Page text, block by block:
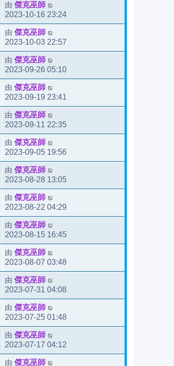
由 傑克巫師
2023-10-16 23:24
由 傑克巫師
2023-10-03 22:57
由 傑克巫師
2023-09-26 05:10
由 傑克巫師
2023-09-19 23:41
由 傑克巫師
2023-09-11 22:35
由 傑克巫師
2023-09-05 19:56
由 傑克巫師
2023-08-28 13:05
由 傑克巫師
2023-08-22 04:29
由 傑克巫師
2023-08-15 16:45
由 傑克巫師
2023-08-07 03:48
由 傑克巫師
2023-07-31 04:08
由 傑克巫師
2023-07-25 01:48
由 傑克巫師
2023-07-17 04:12
由 傑克巫師